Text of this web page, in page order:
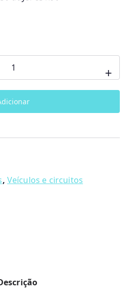
+
, Veículos e circuitos